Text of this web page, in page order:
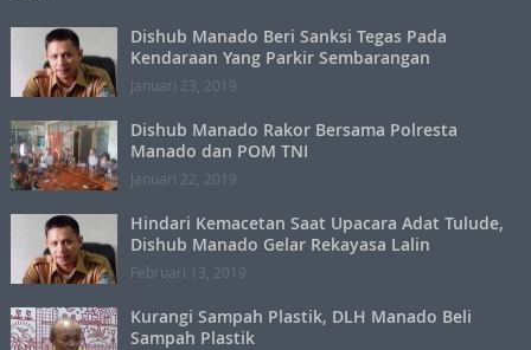
Dishub Manado Beri Sanksi Tegas Pada
Kendaraan Yang Parkir Sembarangan
Januari 23, 2019
Dishub Manado Rakor Bersama Polresta
Manado dan POM TNI
Januari 22, 2019
Hindari Kemacetan Saat Upacara Adat Tulude,
Dishub Manado Gelar Rekayasa Lalin
Februari 13, 2019
Kurangi Sampah Plastik, DLH Manado Beli
Sampah Plastik